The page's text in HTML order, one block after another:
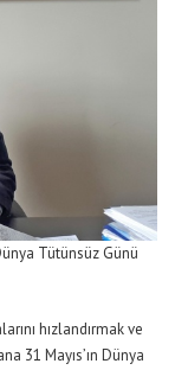
Tütünsüz Günü
hızlandırmak ve
31 Mayıs’ın Dünya